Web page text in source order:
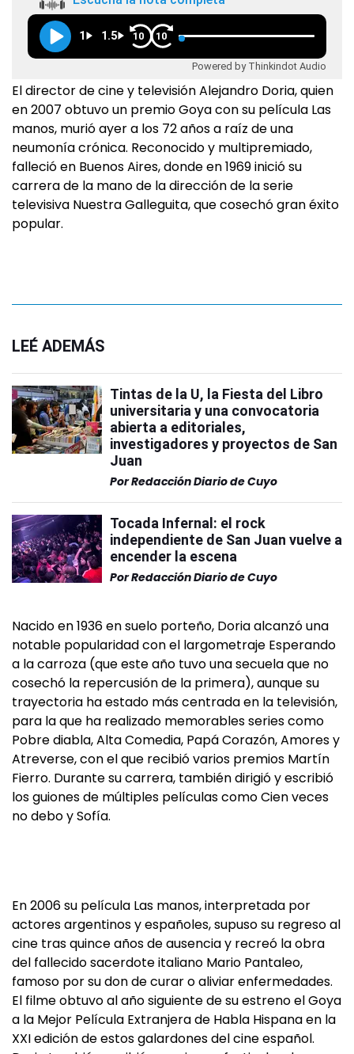
1 1.5 10 10
Powered by Thinkindot Audio
El director de cine y televisión Alejandro Doria, quien
en 2007 obtuvo un premio Goya con su película Las
manos, murió ayer a los 72 años a raíz de una
neumonía crónica. Reconocido y multipremiado,
falleció en Buenos Aires, donde en 1969 inició su
carrera de la mano de la dirección de la serie
televisiva Nuestra Galleguita, que cosechó gran éxito
popular.
LEÉ ADEMÁS
Tintas de la U, la Fiesta del Libro
universitaria y una convocatoria
abierta a editoriales,
investigadores y proyectos de San
Juan
PorRedacción Diario de Cuyo
Tocada Infernal: el rock
independiente de San Juan vuelve a
encender la escena
PorRedacción Diario de Cuyo
Nacido en 1936 en suelo porteño, Doria alcanzó una
notable popularidad con el largometraje Esperando
a la carroza (que este año tuvo una secuela que no
cosechó la repercusión de la primera), aunque su
trayectoria ha estado más centrada en la televisión,
para la que ha realizado memorables series como
Pobre diabla, Alta Comedia, Papá Corazón, Amores y
Atreverse, con el que recibió varios premios Martín
Fierro. Durante su carrera, también dirigió y escribió
los guiones de múltiples películas como Cien veces
no debo y Sofía.
En 2006 su película Las manos, interpretada por
actores argentinos y españoles, supuso su regreso al
cine tras quince años de ausencia y recreó la obra
del fallecido sacerdote italiano Mario Pantaleo,
famoso por su don de curar o aliviar enfermedades.
El filme obtuvo al año siguiente de su estreno el Goya
a la Mejor Película Extranjera de Habla Hispana en la
XXI edición de estos galardones del cine español.